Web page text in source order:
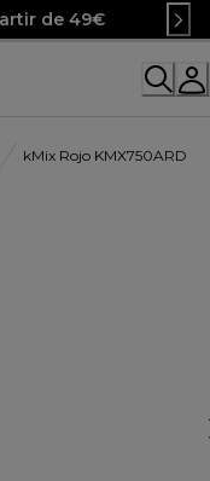
de 49€
kMix Rojo KMX750ARD